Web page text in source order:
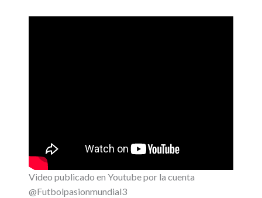
Video publicado en Youtube por la cuenta
@Futbolpasionmundial3